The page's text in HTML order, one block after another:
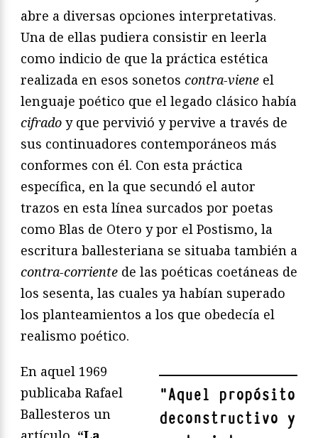
abre a diversas opciones interpretativas.
Una de ellas pudiera consistir en leerla
como indicio de que la práctica estética
realizada en esos sonetos contra-viene el
lenguaje poético que el legado clásico había
cifrado y que pervivió y pervive a través de
sus continuadores contemporáneos más
conformes con él. Con esta práctica
específica, en la que secundó el autor
trazos en esta línea surcados por poetas
como Blas de Otero y por el Postismo, la
escritura ballesteriana se situaba también a
contra-corriente de las poéticas coetáneas de
los sesenta, las cuales ya habían superado
los planteamientos a los que obedecía el
realismo poético.
"Aquel propósito
deconstructivo y
En aquel 1969
publicaba Rafael
Ballesteros un